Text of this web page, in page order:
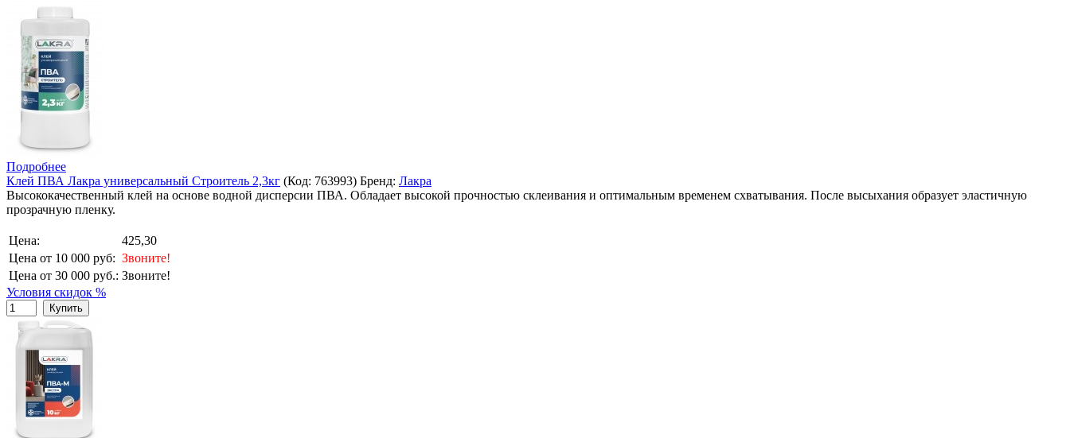
Подробнее
Клей ПВА Лакра универсальный Строитель 2,3кг (Код: 763993) Бренд: Лакра
Высококачественный клей на основе водной дисперсии ПВА. Обладает высокой прочностью склеивания и оптимальным временем схватывания. После высыхания образует эластичную
прозрачную пленку.
Цена:
425,30
Цена от 10 000 руб: Звоните!
Цена от 30 000 руб.: Звоните!
Условия скидок %
Купить